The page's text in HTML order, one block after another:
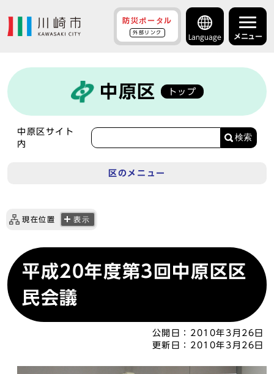
防災ポータル
外部リンク
Language メニュー
中原区 トップ
中原区サイト
内
検索
区のメニュー
現在位置 表示
平成20年度第3回中原区区
民会議
公開日： 2010年3月26日
更新日： 2010年3月26日